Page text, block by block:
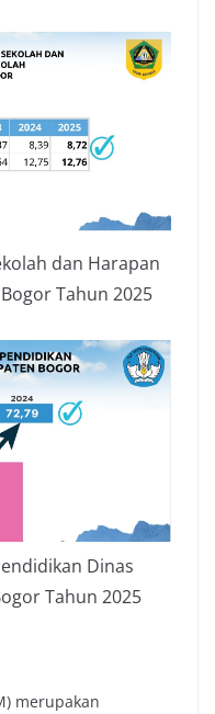
dan Harapan
Tahun 2025
Dinas
Tahun 2025
merupakan